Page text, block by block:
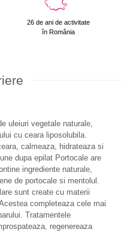
26 de ani de activitate
în România
uleiuri vegetale naturale,
cu ceara liposolubila.
calmeaza, hidrateaza si
dupa epilat Portocale are
ingrediente naturale,
de portocale si mentolul.
sunt create cu materii
completeaza cele mai
Tratamentele
regenereaza